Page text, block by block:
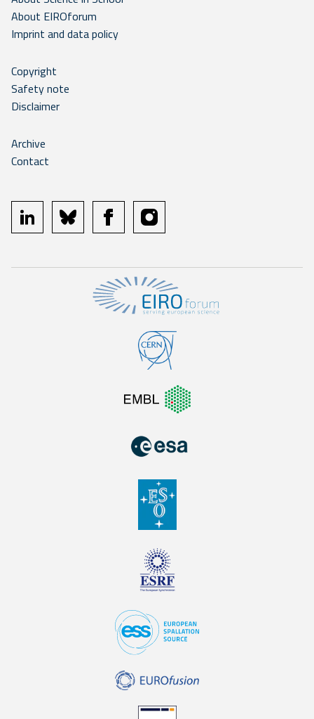
About EIROforum
Imprint and data policy
Copyright
Safety note
Disclaimer
Archive
Contact
linkedin bluesky facebookinstagram